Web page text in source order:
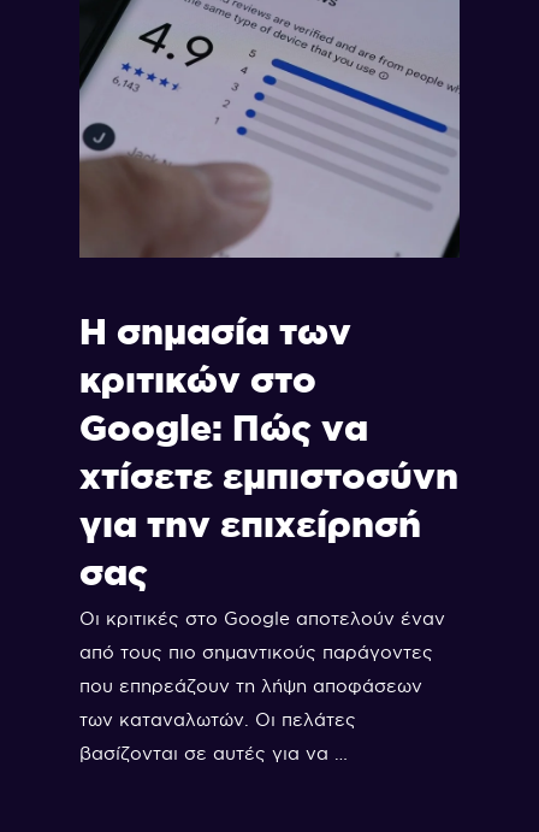
Η σημασία των
κριτικών στο
Google: Πώς να
χτίσετε εμπιστοσύνη
για την επιχείρησή
σας
Οι κριτικές στο Google αποτελούν έναν
από τους πιο σημαντικούς παράγοντες
που επηρεάζουν τη λήψη αποφάσεων
των καταναλωτών. Οι πελάτες
βασίζονται σε αυτές για να …